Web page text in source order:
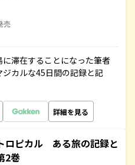
売
滞在することになった筆者
カルな45日間の記録と記
詳細を見る
ロピカル ある旅の記録と
2巻